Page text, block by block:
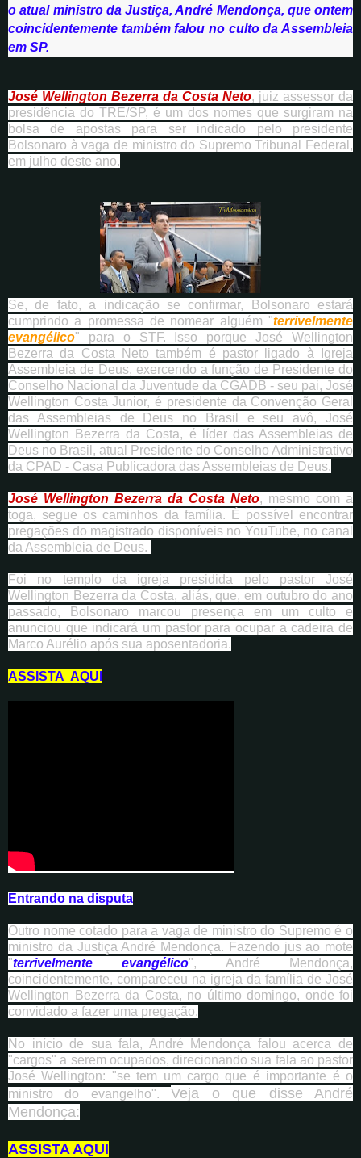
o atual ministro da Justiça, André Mendonça, que ontem
coincidentemente também falou no culto da Assembleia
em SP.
José Wellington Bezerra da Costa Neto, juiz assessor da
presidência do TRE/SP, é um dos nomes que surgiram na
bolsa de apostas para ser indicado pelo presidente
Bolsonaro à vaga de ministro do Supremo Tribunal Federal,
em julho deste ano.
Se, de fato, a indicação se confirmar, Bolsonaro estará
cumprindo a promessa de nomear alguém "terrivelmente
evangélico" para o STF. Isso porque José Wellington
Bezerra da Costa Neto também é pastor ligado à Igreja
Assembleia de Deus, exercendo a função de Presidente do
Conselho Nacional da Juventude da CGADB - seu pai, José
Wellington Costa Junior, é presidente da Convenção Geral
das Assembleias de Deus no Brasil e seu avô, José
Wellington Bezerra da Costa, é líder das Assembleias de
Deus no Brasil, atual Presidente do Conselho Administrativo
da CPAD - Casa Publicadora das Assembleias de Deus.
José Wellington Bezerra da Costa Neto, mesmo com a
toga, segue os caminhos da família. É possível encontrar
pregações do magistrado disponíveis no YouTube, no canal
da Assembleia de Deus.
Foi no templo da igreja presidida pelo pastor José
Wellington Bezerra da Costa, aliás, que, em outubro do ano
passado, Bolsonaro marcou presença em um culto e
anunciou que indicará um pastor para ocupar a cadeira de
Marco Aurélio após sua aposentadoria.
ASSISTA AQUI
Entrando na disputa
Outro nome cotado para a vaga de ministro do Supremo é o
ministro da Justiça André Mendonça. Fazendo jus ao mote
"terrivelmente evangélico", André Mendonça,
coincidentemente, compareceu na igreja da família de José
Wellington Bezerra da Costa, no último domingo, onde foi
convidado a fazer uma pregação.
No início de sua fala, André Mendonça falou acerca de
"cargos" a serem ocupados, direcionando sua fala ao pastor
José Wellington: "se tem um cargo que é importante é o
ministro do evangelho".Veja o que disse André
Mendonça:
ASSISTA AQUI